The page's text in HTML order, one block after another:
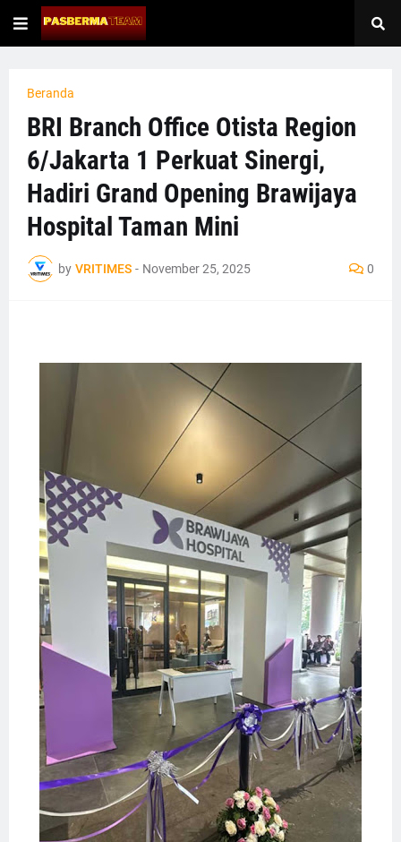
Beranda
BRI Branch Office Otista Region
6/Jakarta 1 Perkuat Sinergi,
Hadiri Grand Opening Brawijaya
Hospital Taman Mini
by VRITIMES - November 25, 2025 0